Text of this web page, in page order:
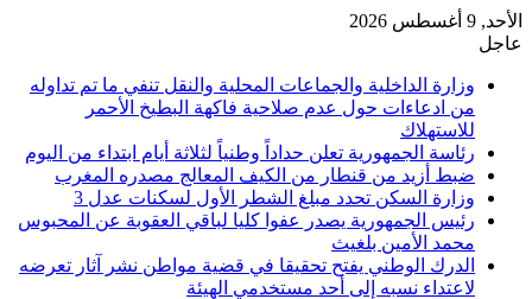
الأحد, 9 أغسطس 2026
عاجل
وزارة الداخلية والجماعات المحلية والنقل تنفي ما تم تداوله
من ادعاءات حول عدم صلاحية فاكهة البطيخ الأحمر
للاستهلاك
رئاسة الجمهورية تعلن حداداً وطنياً لثلاثة أيام ابتداء من اليوم
ضبط أزيد من قنطار من الكيف المعالج مصدره المغرب
وزارة السكن تحدد مبلغ الشطر الأول لسكنات عدل 3
رئيس الجمهورية يصدر عفوا كليا لباقي العقوبة عن المحبوس
محمد الأمين بلغيث
الدرك الوطني يفتح تحقيقا في قضية مواطن نشر آثار تعرضه
لاعتداء نسبه إلى أحد مستخدمي الهيئة